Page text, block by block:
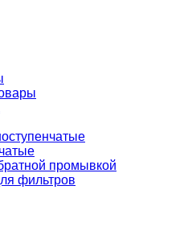
промывкой
фильтров